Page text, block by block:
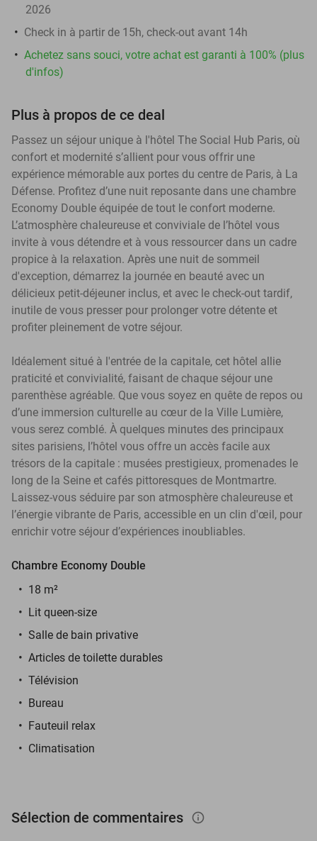
2026
Check in à partir de 15h, check-out avant 14h
Achetez sans souci, votre achat est garanti à 100% (plus
d'infos)
Plus à propos de ce deal
Passez un séjour unique à l'hôtel The Social Hub Paris, où
confort et modernité s’allient pour vous offrir une
expérience mémorable aux portes du centre de Paris, à La
Défense. Profitez d’une nuit reposante dans une chambre
Economy Double équipée de tout le confort moderne.
L’atmosphère chaleureuse et conviviale de l’hôtel vous
invite à vous détendre et à vous ressourcer dans un cadre
propice à la relaxation. Après une nuit de sommeil
d'exception, démarrez la journée en beauté avec un
délicieux petit-déjeuner inclus, et avec le check-out tardif,
inutile de vous presser pour prolonger votre détente et
profiter pleinement de votre séjour.
Idéalement situé à l'entrée de la capitale, cet hôtel allie
praticité et convivialité, faisant de chaque séjour une
parenthèse agréable. Que vous soyez en quête de repos ou
d’une immersion culturelle au cœur de la Ville Lumière,
vous serez comblé. À quelques minutes des principaux
sites parisiens, l’hôtel vous offre un accès facile aux
trésors de la capitale : musées prestigieux, promenades le
long de la Seine et cafés pittoresques de Montmartre.
Laissez-vous séduire par son atmosphère chaleureuse et
l’énergie vibrante de Paris, accessible en un clin d'œil, pour
enrichir votre séjour d’expériences inoubliables.
Chambre Economy Double
18 m²
Lit queen-size
Salle de bain privative
Articles de toilette durables
Télévision
Bureau
Fauteuil relax
Climatisation
Sélection de commentaires info_outlined